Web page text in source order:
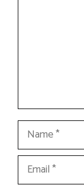
Name
Email